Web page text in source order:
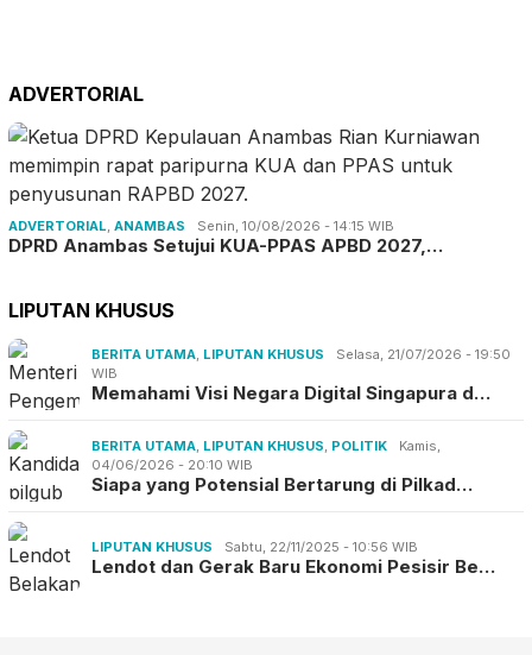
ADVERTORIAL
ADVERTORIAL, ANAMBAS Senin, 10/08/2026 - 14:15 WIB
DPRD Anambas Setujui KUA-PPAS APBD 2027,…
LIPUTAN KHUSUS
BERITA UTAMA, LIPUTAN KHUSUS
Selasa, 21/07/2026 - 19:50
WIB
Memahami Visi Negara Digital Singapura d…
BERITA UTAMA, LIPUTAN KHUSUS, POLITIK
Kamis,
04/06/2026 - 20:10 WIB
Siapa yang Potensial Bertarung di Pilkad…
LIPUTAN KHUSUS Sabtu, 22/11/2025 - 10:56 WIB
Lendot dan Gerak Baru Ekonomi Pesisir Be…